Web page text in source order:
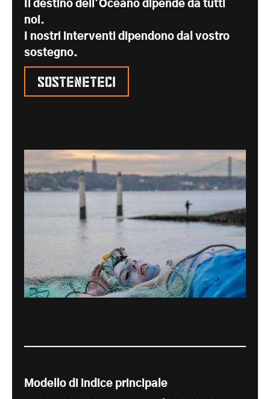
Il destino dell'Oceano dipende da tutti
noi.
I nostri interventi dipendono dal vostro
sostegno.
Sosteneteci
Modello di indice principale